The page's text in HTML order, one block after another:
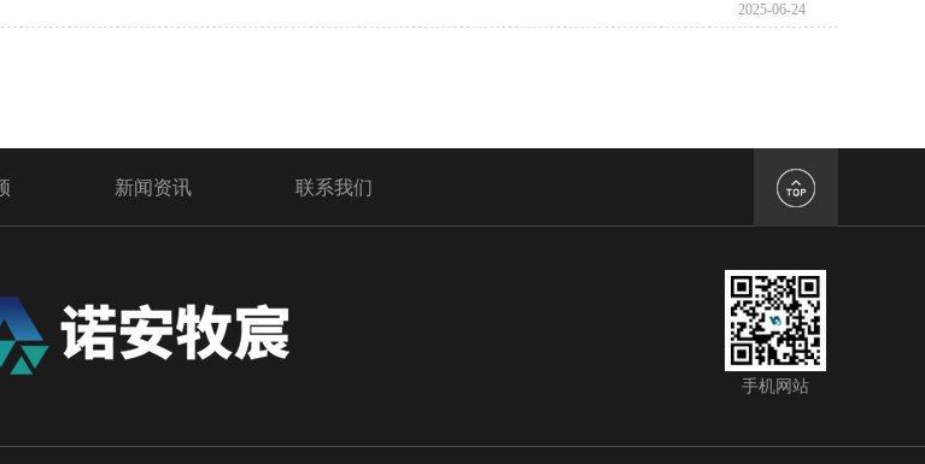
2025-06-24
新闻资讯 联系我们
手机网站